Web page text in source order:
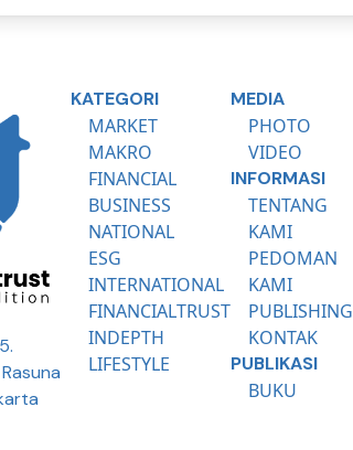
KATEGORI
MARKET
MAKRO
FINANCIAL
BUSINESS
NATIONAL
ESG
INTERNATIONAL
FINANCIALTRUST
INDEPTH
LIFESTYLE
MEDIA
PHOTO
VIDEO
INFORMASI
TENTANG
KAMI
PEDOMAN
KAMI
PUBLISHING
KONTAK
PUBLIKASI
BUKU